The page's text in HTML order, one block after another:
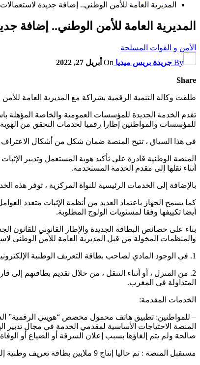
المديرية العامة للأمن الوطني.. إضافة جديدة
المديرية العامة للأمن الوطني.. إضافة
الأمن و القوات المسلحة
By جريدة بريس ميديا On أبريل 27, 2022
Share
طلقت وكالة التنمية الرقمية بشراكة مع المديرية العامة
تقدم الخدمة الجديدة للمؤسسات العمومية والخاصة المؤهلة
للمؤسسات والمواطنين إطارا رقميا لخدمات التحقق من
في هذا السياق ، تتيح المنصة ضمان شكل من أشكال الاعتراف
المنصة الوطنية قادرة على تأكيد هوية المستعمل وتدبير
أثناء نقلها إلى مقدم الخدمة المستخدمة.
بالإضافة إلى الخدمات الرئيسية للنواة المركزية ، توفر
كما يسمح الجهاز باعتماد العديد من أنظمة الإثبات متعدد
أيضا تكييفها وفقا لمستويات الولوج المطلوبة.
والمنظمات المخولة من قبل المديرية العامة للأمن الوطني
1. في الوجود المادي لصاحب بطاقة التعريف الوطنية الإلكترونية، لدى وكيل مؤسسة مرخص لها مثل إدارة أو بنك أو مشغل اتصالات أو أي شخص آخر مؤهل ؛
المتداولة في المغرب.
الخدمات المقدمة:
المنصة الاحتياجات الأساسية لمقدمي الخدمة في مجال تدبير
صالحة ولم يتم إلغاؤها بسبب إعلان السرقة أو الضياع أو
مستقبل المنصة : تم حاليا إنتاج 9 ملايين بطاقة تعريف وطنية إلكترونية 2 وهي قيد التداول. يمكن لهؤلاء التسعة ملايين مواطن الاستفادة من الخدمات باستخدام المنصة.